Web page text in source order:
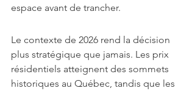
espace avant de trancher.
Le contexte de 2026 rend la décision
plus stratégique que jamais. Les prix
résidentiels atteignent des sommets
historiques au Québec, tandis que les